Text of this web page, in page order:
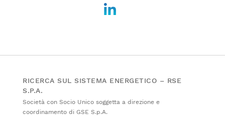
RICERCA SUL SISTEMA ENERGETICO – RSE
S.P.A.
Società con Socio Unico soggetta a direzione e
coordinamento di GSE S.p.A.